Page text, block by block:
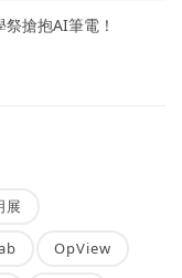
搶抱AI筆電！
展
OpView